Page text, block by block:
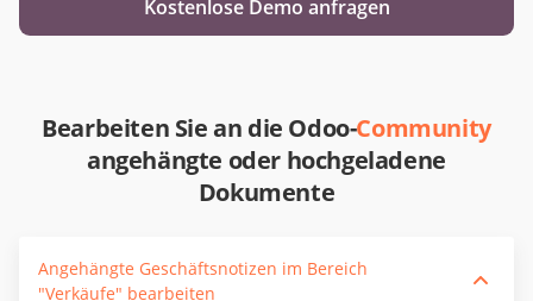
Kostenlose Demo anfragen
Bearbeiten Sie an die Odoo-Community
angehängte oder hochgeladene
Dokumente
Angehängte Geschäftsnotizen im Bereich
"Verkäufe" bearbeiten